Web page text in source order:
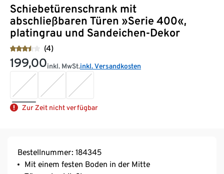
Schiebetürenschrank mit
abschließbaren Türen »Serie 400«,
platingrau und Sandeichen-Dekor
(4)
199,00inkl. MwSt.inkl. Versandkosten
Zur Zeit nicht verfügbar
Bestellnummer: 184345
Mit einem festen Boden in der Mitte